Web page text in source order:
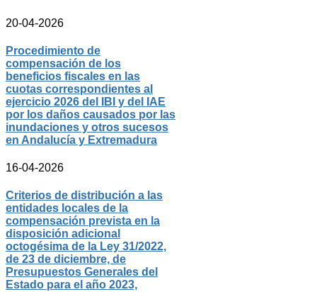
20-04-2026
Procedimiento de
compensación de los
beneficios fiscales en las
cuotas correspondientes al
ejercicio 2026 del IBI y del IAE
por los daños causados por las
inundaciones y otros sucesos
en Andalucía y Extremadura
16-04-2026
Criterios de distribución a las
entidades locales de la
compensación prevista en la
disposición adicional
octogésima de la Ley 31/2022,
de 23 de diciembre, de
Presupuestos Generales del
Estado para el año 2023,